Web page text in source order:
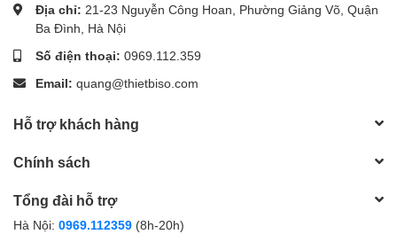
Địa chỉ: 21-23 Nguyễn Công Hoan, Phường Giảng Võ, Quận
Ba Đình, Hà Nội
Số điện thoại: 0969.112.359
Email: quang@thietbiso.com
Hỗ trợ khách hàng
Chính sách
Tổng đài hỗ trợ
Hà Nội: 0969.112359 (8h-20h)